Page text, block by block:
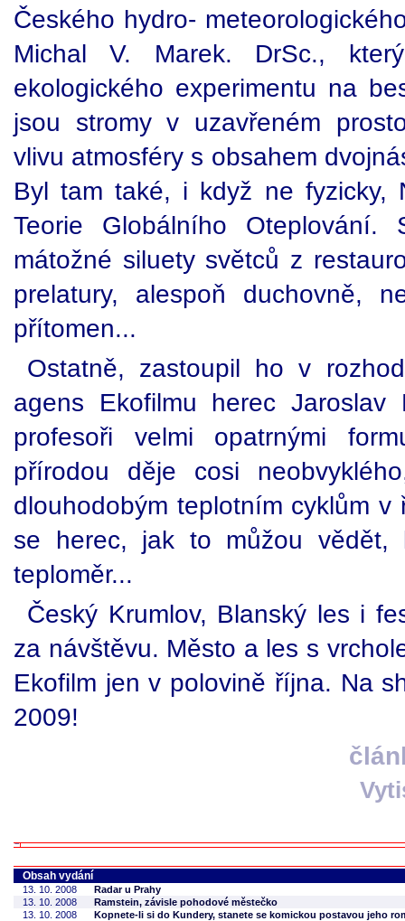
Českého hydro-
Michal V. Marek. DrSc.,
ekologického experimentu na
jsou stromy v uzavřeném
vlivu atmosféry s obsahem
Byl tam také, i když ne fyzicky,
Teorie Globálního
mátožné siluety světců z
prelatury, alespoň duchovně,
přítomen...
Ostatně, zastoupil ho v
agens Ekofilmu herec
profesoři velmi opatrnými
přírodou děje cosi
dlouhodobým teplotním cyklům
se herec, jak to můžou vědět,
teploměr...
Český Krumlov, Blanský les i
za návštěvu. Město a les s
Ekofilm jen v polovině října. Na
2009!
Obsah vydání
13. 10. 2008
Radar u Prahy
13. 10. 2008
Ramstein, závisle pohodové městečko
13. 10. 2008
Kopnete-li si do Kundery, stanete se komickou postavou jeho